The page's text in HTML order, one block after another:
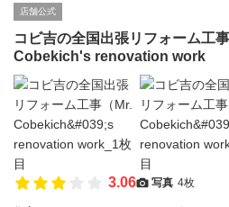
店舗公式
コビ吉の全国出張リフォーム工
Cobekich's renovation work
3.06 写真 4枚